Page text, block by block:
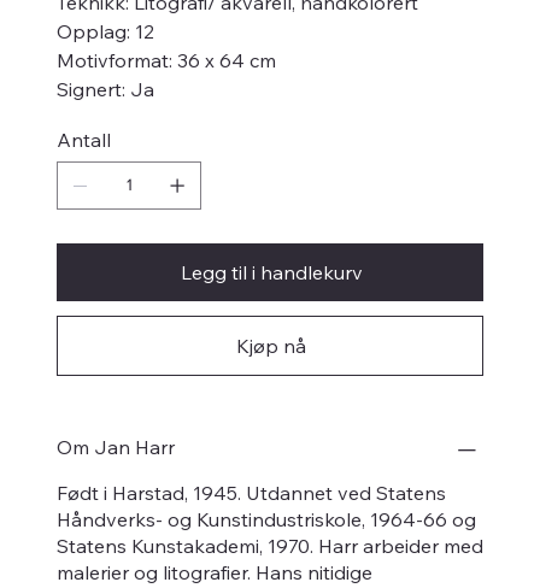
Opplag: 12
Motivformat: 36 x 64 cm
Signert: Ja
Antall
Legg til i handlekurv
Kjøp nå
Om Jan Harr
Født i Harstad, 1945. Utdannet ved Statens
Håndverks- og Kunstindustriskole, 1964-66 og
Statens Kunstakademi, 1970. Harr arbeider med
malerier og litografier. Hans nitidige